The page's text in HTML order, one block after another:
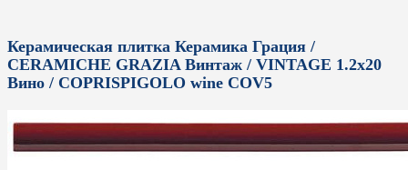
Керамическая плитка Керамика Грация /
CERAMICHE GRAZIA Винтаж / VINTAGE 1.2x20
Вино / COPRISPIGOLO wine COV5